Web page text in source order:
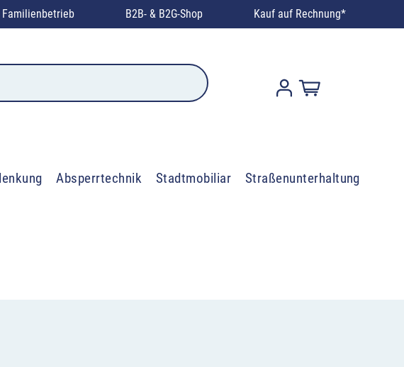
Familienbetrieb B2B- & B2G-Shop Kauf auf Rechnung*
Absperrtechnik Stadtmobiliar Straßenunterhaltung